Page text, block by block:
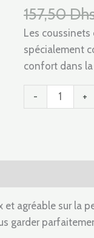
157,50
Les
spécialement
confort dans
-
D'ALLAITEMENT
JOUR
-24
pièces
+
et agréable sur la
garder